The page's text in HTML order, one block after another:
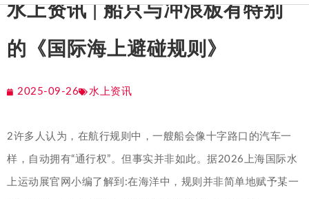
水上资讯 | 船只与冲浪板有特别
的《国际海上避碰规则》
2025-09-26 水上资讯
2许多人认为，在航行规则中，一艘船会像十字路口的汽车一
样，自动拥有“通行权”。但事实并非如此。据2026上海国际水
上运动展官网小编了解到:在海洋中，规则并非简单地赋予某一